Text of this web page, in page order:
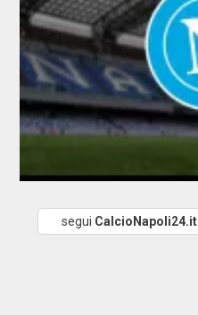
segui CalcioNapoli24.it